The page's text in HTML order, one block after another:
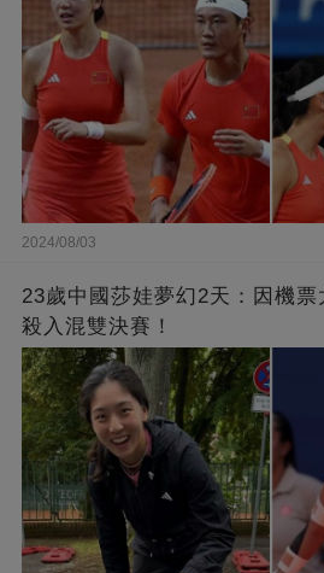
2024/08/03
23歲中國莎娃夢幻2天：因機
殺入混雙決賽！